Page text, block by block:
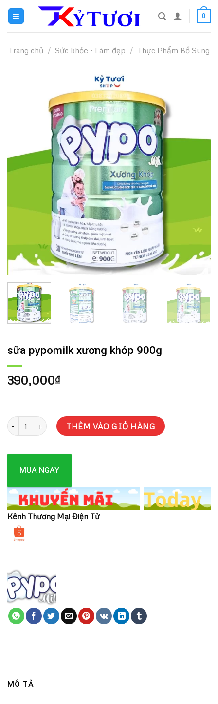
content
0
Trang chủ / Sức khỏe - Làm đẹp / Thực Phẩm Bổ Sung
sữa pypomilk xương khớp 900g
390,000₫
sữa pypomilk xương khớp 900g số lượng
THÊM VÀO GIỎ HÀNG
MUA NGAY
Kênh Thương Mại Điện Tử
MÔ TẢ